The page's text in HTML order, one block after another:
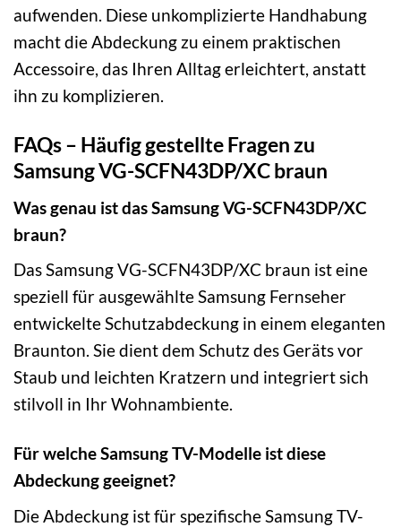
aufwenden. Diese unkomplizierte Handhabung
macht die Abdeckung zu einem praktischen
Accessoire, das Ihren Alltag erleichtert, anstatt
ihn zu komplizieren.
FAQs – Häufig gestellte Fragen zu
Samsung VG-SCFN43DP/XC braun
Was genau ist das Samsung VG-SCFN43DP/XC
braun?
Das Samsung VG-SCFN43DP/XC braun ist eine
speziell für ausgewählte Samsung Fernseher
entwickelte Schutzabdeckung in einem eleganten
Braunton. Sie dient dem Schutz des Geräts vor
Staub und leichten Kratzern und integriert sich
stilvoll in Ihr Wohnambiente.
Für welche Samsung TV-Modelle ist diese
Abdeckung geeignet?
Die Abdeckung ist für spezifische Samsung TV-